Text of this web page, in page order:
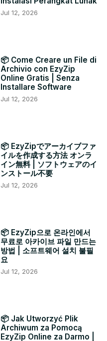
Jul 12, 2026
📦 Come Creare un File di
Archivio con EzyZip
Online Gratis | Senza
Installare Software
Jul 12, 2026
📦 EzyZipでアーカイブファ
イルを作成する方法 オンラ
イン無料 | ソフトウェアのイ
ンストール不要
Jul 12, 2026
📦 EzyZip으로 온라인에서
무료로 아카이브 파일 만드는
방법 | 소프트웨어 설치 불필
요
Jul 12, 2026
📦 Jak Utworzyć Plik
Archiwum za Pomocą
EzyZip Online za Darmo |